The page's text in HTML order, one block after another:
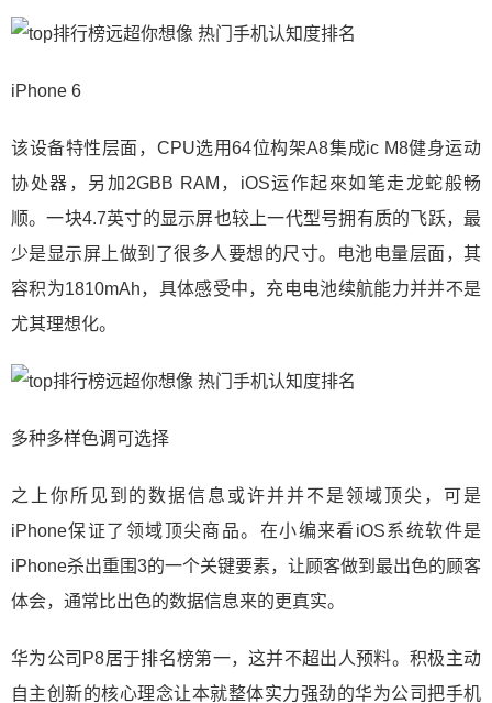
iPhone 6
该设备特性层面，CPU选用64位构架A8集成ic M8健身运动
协处器，另加2GBB RAM，iOS运作起來如笔走龙蛇般畅
顺。一块4.7英寸的显示屏也较上一代型号拥有质的飞跃，最
少是显示屏上做到了很多人要想的尺寸。电池电量层面，其
容积为1810mAh，具体感受中，充电电池续航能力并并不是
尤其理想化。
多种多样色调可选择
之上你所见到的数据信息或许并并不是领域顶尖，可是
iPhone保证了领域顶尖商品。在小编来看iOS系统软件是
iPhone杀出重围3的一个关键要素，让顾客做到最出色的顾客
体会，通常比出色的数据信息来的更真实。
华为公司P8居于排名榜第一，这并不超出人预料。积极主动
自主创新的核心理念让本就整体实力强劲的华为公司把手机